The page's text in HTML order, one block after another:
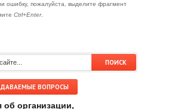
ошибку, пожалуйста, выделите фрагмент
Ctrl+Enter.
ВОПРОСЫ
об организации,